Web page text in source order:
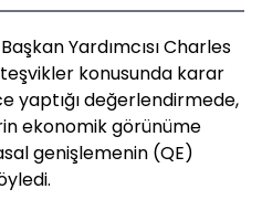
Yardımcısı Charles
teşvikler konusunda karar
yaptığı değerlendirmede,
ekonomik görünüme
genişlemenin (QE)